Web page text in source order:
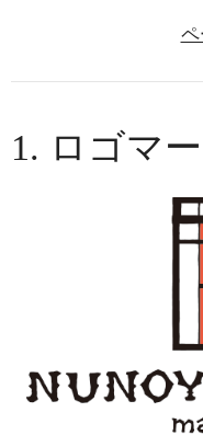
1. ロゴマ